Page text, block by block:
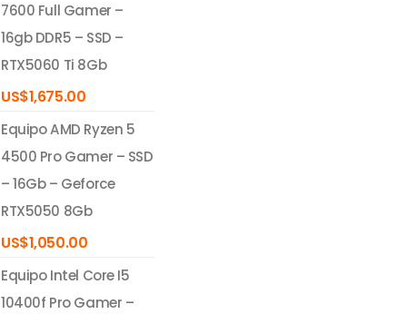
7600 Full Gamer –
16gb DDR5 – SSD –
RTX5060 Ti 8Gb
US$1,675.00
Equipo AMD Ryzen 5
4500 Pro Gamer – SSD
– 16Gb – Geforce
RTX5050 8Gb
US$1,050.00
Equipo Intel Core I5
10400f Pro Gamer –